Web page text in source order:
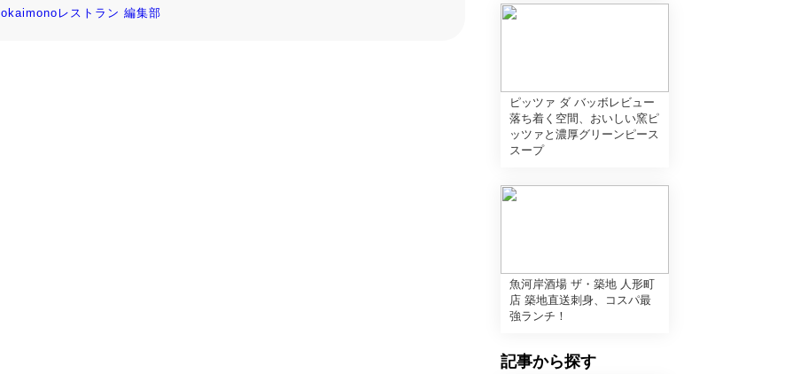
okaimonoレストラン 編集部
ピッツァ ダ バッボレビュー
落ち着く空間、おいしい窯ピ
ッツァと濃厚グリーンピース
スープ
魚河岸酒場 ザ・築地 人形町
店 築地直送刺身、コスパ最
強ランチ！
記事から探す